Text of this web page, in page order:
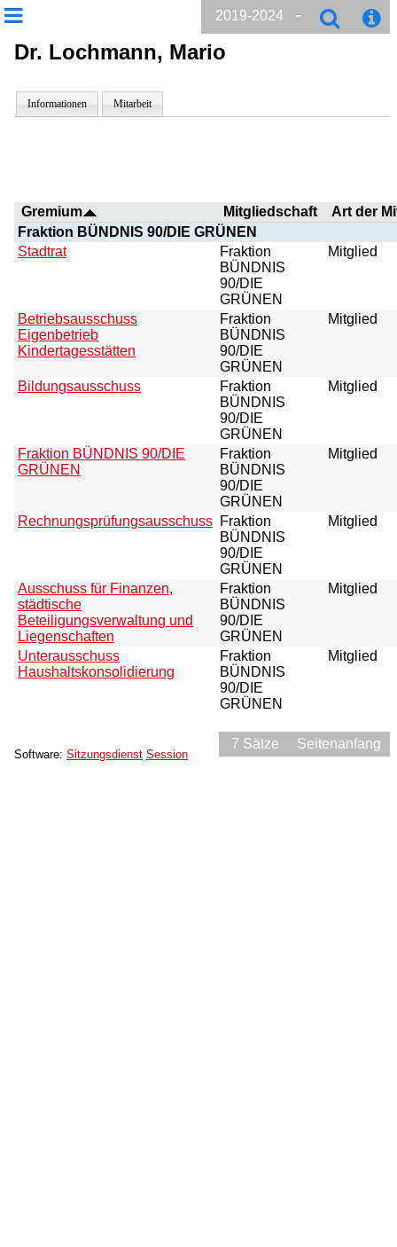
2019-2024
Dr. Lochmann, Mario
Informationen Mitarbeit
Gremium Mitgliedschaft
Art der
Fraktion BÜNDNIS 90/DIE GRÜNEN
Stadtrat
Fraktion
BÜNDNIS
90/DIE
GRÜNEN
Mitglied
Betriebsausschuss
Eigenbetrieb
Kindertagesstätten
Fraktion
BÜNDNIS
90/DIE
GRÜNEN
Mitglied
Bildungsausschuss
Fraktion
BÜNDNIS
90/DIE
GRÜNEN
Mitglied
Fraktion BÜNDNIS 90/DIE
GRÜNEN
Fraktion
BÜNDNIS
90/DIE
GRÜNEN
Mitglied
Rechnungsprüfungsausschuss Fraktion
BÜNDNIS
90/DIE
GRÜNEN
Mitglied
Ausschuss für Finanzen,
städtische
Beteiligungsverwaltung und
Liegenschaften
Fraktion
BÜNDNIS
90/DIE
GRÜNEN
Mitglied
Unterausschuss
Haushaltskonsolidierung
Fraktion
BÜNDNIS
90/DIE
GRÜNEN
Mitglied
7 Sätze Seitenanfang
Software: Sitzungsdienst Session